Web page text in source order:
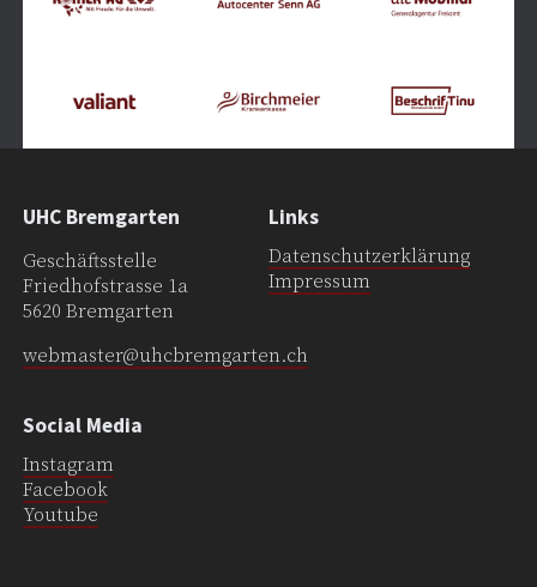
UHC Bremgarten
Geschäftsstelle
Friedhofstrasse 1a
5620 Bremgarten
webmaster@uhcbremgarten.ch
Links
Datenschutzerklärung
Impressum
Social Media
Instagram
Facebook
Youtube